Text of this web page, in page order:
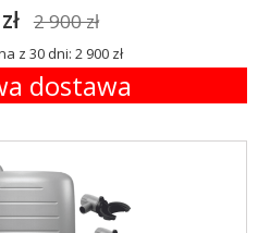
2 900 zł
z 30 dni: 2 900 zł
dostawa